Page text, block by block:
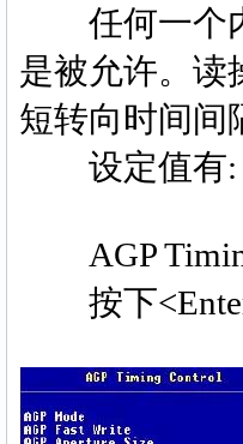
任何一个内
是被允许。读
短转向时间间
设定值有:
AGP
按下